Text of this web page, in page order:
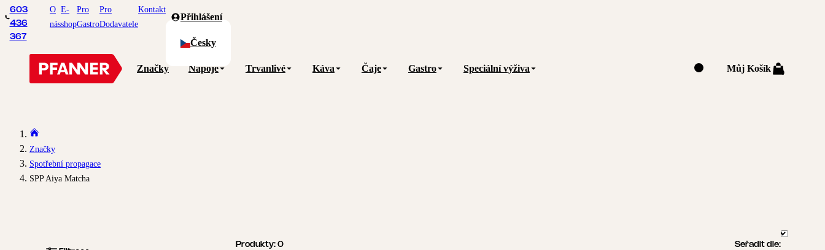
603
436
367
O
nás
E-
shop
Pro
Gastro
Pro
Dodavatele
Kontakt
Česky
Přihlášení
Značky Nápoje Trvanlivé Káva Čaje Gastro Speciální výživa Můj Košík 0
Značky
Spotřební propagace
SPP Aiya Matcha
Produkty: 0 Seřadit dle: